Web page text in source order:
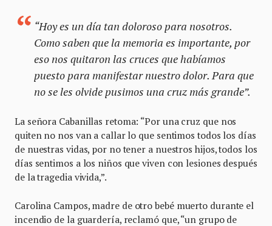
“Hoy es un día tan doloroso para nosotros.
Como saben que la memoria es importante, por
eso nos quitaron las cruces que habíamos
puesto para manifestar nuestro dolor. Para que
no se les olvide pusimos una cruz más grande”.
La señora Cabanillas retoma: “Por una cruz que nos
quiten no nos van a callar lo que sentimos todos los días
de nuestras vidas, por no tener a nuestros hijos, todos los
días sentimos a los niños que viven con lesiones después
de la tragedia vivida,”.
Carolina Campos, madre de otro bebé muerto durante el
incendio de la guardería, reclamó que, “un grupo de